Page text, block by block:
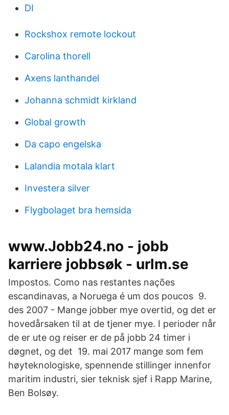
DI
Rockshox remote lockout
Carolina thorell
Axens lanthandel
Johanna schmidt kirkland
Global growth
Da capo engelska
Lalandia motala klart
Investera silver
Flygbolaget bra hemsida
www.Jobb24.no - jobb
karriere jobbsøk - urlm.se
Impostos. Como nas restantes nações
escandinavas, a Noruega é um dos poucos 9.
des 2007 - Mange jobber mye overtid, og det er
hovedårsaken til at de tjener mye. I perioder når
de er ute og reiser er de på jobb 24 timer i
døgnet, og det 19. mai 2017 mange som fem
høyteknologiske, spennende stillinger innenfor
maritim industri, sier teknisk sjef i Rapp Marine,
Ben Bolsøy.